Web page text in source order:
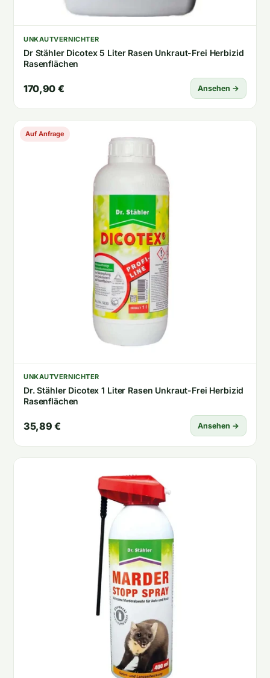
UNKAUTVERNICHTER
Dr Stähler Dicotex 5 Liter Rasen Unkraut-Frei Herbizid
Rasenflächen
170,90 € Ansehen →
Auf Anfrage
UNKAUTVERNICHTER
Dr. Stähler Dicotex 1 Liter Rasen Unkraut-Frei Herbizid
Rasenflächen
35,89 € Ansehen →